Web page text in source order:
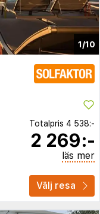
1/10
Totalpris 4 538:-
2 269:-
läs mer
Välj resa